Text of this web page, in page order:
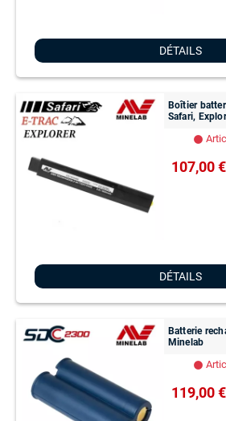
DÉTAILS
Boîtier
Safari,
lens
107,00 €
DÉTAILS
Batterie
Minelab
lens
119,00 €